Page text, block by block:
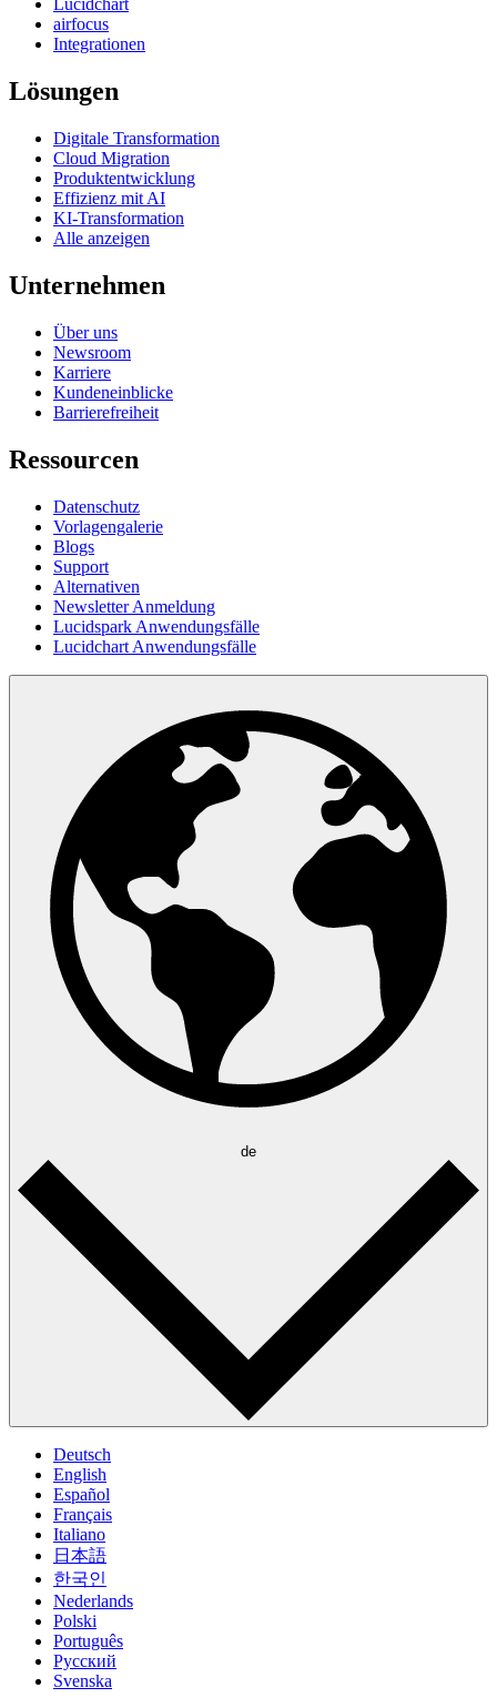
Lucidchart
airfocus
Integrationen
Lösungen
Digitale Transformation
Cloud Migration
Produktentwicklung
Effizienz mit AI
KI-Transformation
Alle anzeigen
Unternehmen
Über uns
Newsroom
Karriere
Kundeneinblicke
Barrierefreiheit
Ressourcen
Datenschutz
Vorlagengalerie
Blogs
Support
Alternativen
Newsletter Anmeldung
Lucidspark Anwendungsfälle
Lucidchart Anwendungsfälle
de
Deutsch
English
Español
Français
Italiano
日本語
한국인
Nederlands
Polski
Português
Pусский
Svenska